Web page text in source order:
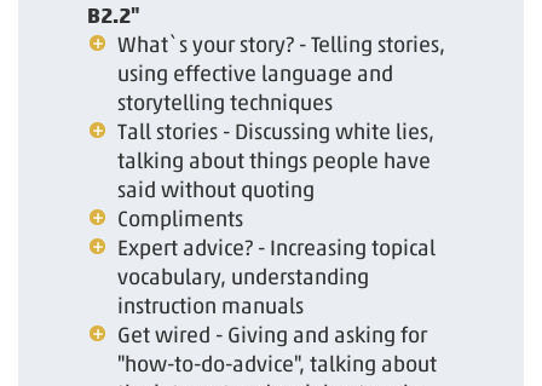
B2.2"
What`s your story? - Telling stories,
using effective language and
storytelling techniques
Tall stories - Discussing white lies,
talking about things people have
said without quoting
Compliments
Expert advice? - Increasing topical
vocabulary, understanding
instruction manuals
Get wired - Giving and asking for
"how-to-do-advice", talking about